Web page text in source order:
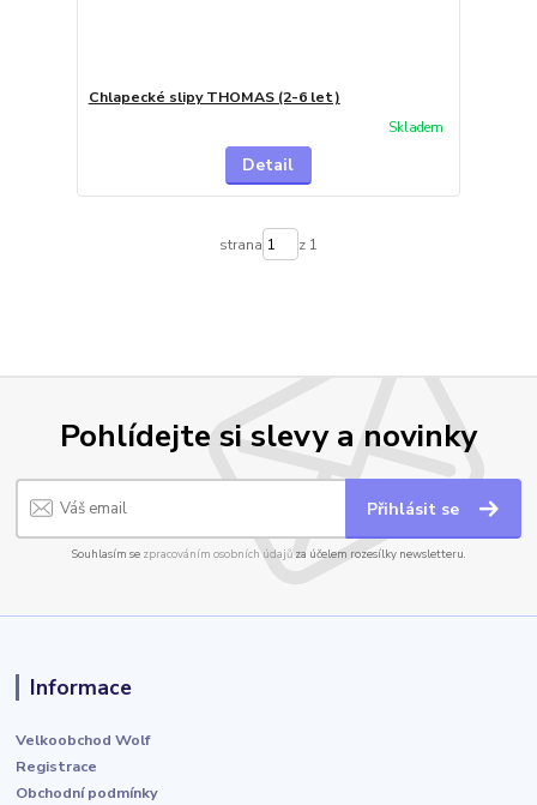
Chlapecké slipy THOMAS (2-6 let)
Skladem
Detail
strana z 1
Pohlídejte si slevy a novinky
Přihlásit se
Souhlasím se zpracováním osobních údajůza účelem rozesílky newsletteru.
Informace
Velkoobchod Wolf
Registrace
Obchodní podmínky